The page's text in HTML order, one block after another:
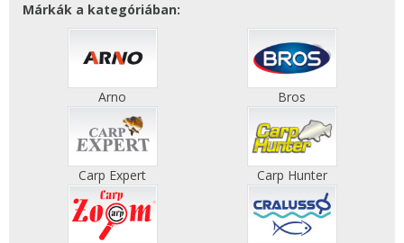
Márkák a kategóriában:
Arno Bros
Carp Expert Carp Hunter